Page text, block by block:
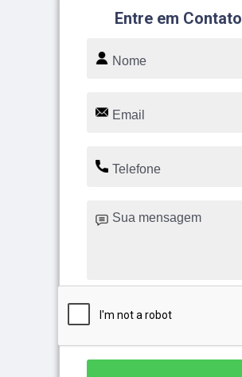
Entre em Contato